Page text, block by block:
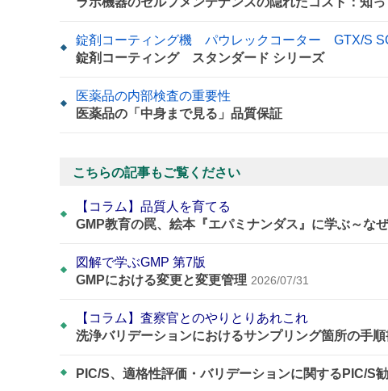
錠剤コーティング機 パウレックコーター GTX/S
錠剤コーティング スタンダード シリーズ
医薬品の内部検査の重要性
医薬品の「中身まで見る」品質保証
こちらの記事もご覧ください
【コラム】品質人を育てる
GMP教育の罠、絵本『エパミナンダス』に学ぶ～な
図解で学ぶGMP 第7版
GMPにおける変更と変更管理 2026/07/31
【コラム】査察官とのやりとりあれこれ
洗浄バリデーションにおけるサンプリング箇所の手
PIC/S、適格性評価・バリデーションに関するPIC/S